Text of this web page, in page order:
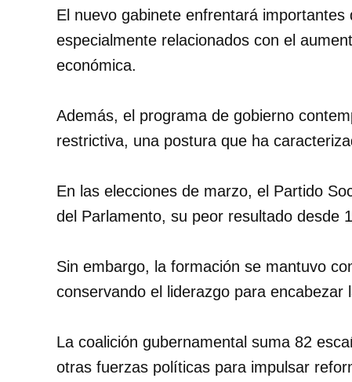
El nuevo gabinete enfrentará
especialmente relacionados con el
económica.
Además, el programa de gobierno
restrictiva, una postura que ha
En las elecciones de marzo, el Partido
del Parlamento, su peor resultado desde
Sin embargo, la formación se mantuvo
conservando el liderazgo para encabezar
La coalición gubernamental suma 82
otras fuerzas políticas para impulsar